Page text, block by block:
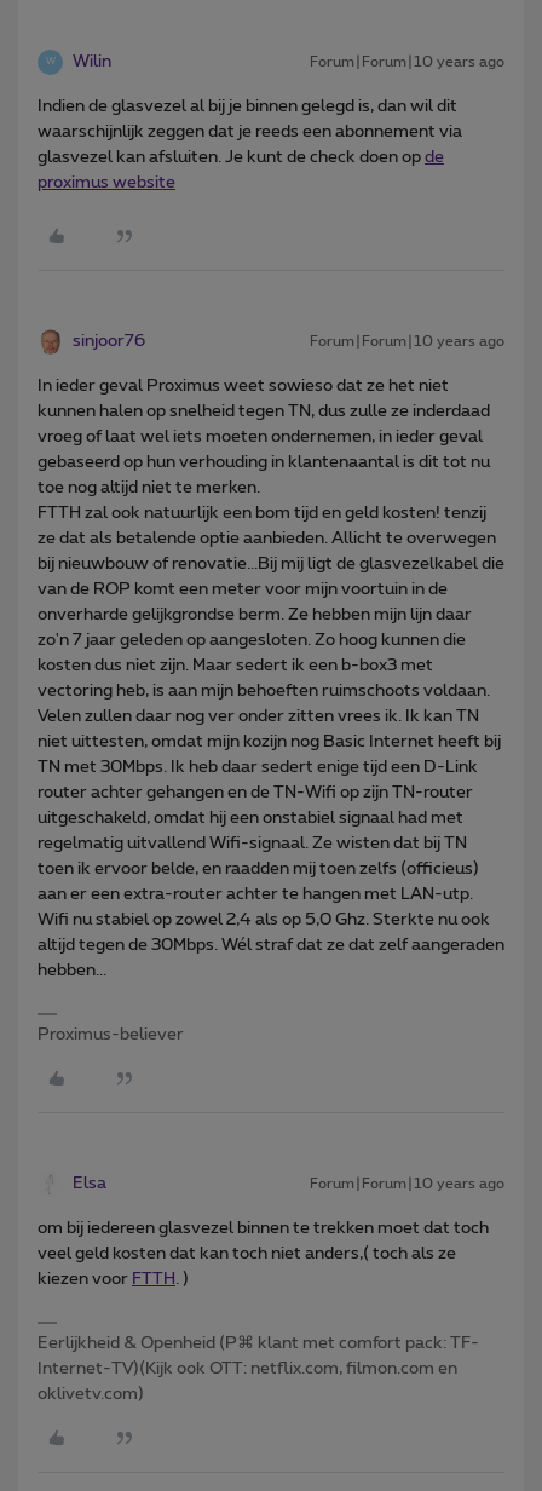
W Wilin Forum|Forum|10 years ago
Indien de glasvezel al bij je binnen gelegd is, dan wil dit
waarschijnlijk zeggen dat je reeds een abonnement via
glasvezel kan afsluiten. Je kunt de check doen op de
proximus website
sinjoor76 Forum|Forum|10 years ago
In ieder geval Proximus weet sowieso dat ze het niet
kunnen halen op snelheid tegen TN, dus zulle ze inderdaad
vroeg of laat wel iets moeten ondernemen, in ieder geval
gebaseerd op hun verhouding in klantenaantal is dit tot nu
toe nog altijd niet te merken.
FTTH zal ook natuurlijk een bom tijd en geld kosten! tenzij
ze dat als betalende optie aanbieden. Allicht te overwegen
bij nieuwbouw of renovatie...Bij mij ligt de glasvezelkabel die
van de ROP komt een meter voor mijn voortuin in de
onverharde gelijkgrondse berm. Ze hebben mijn lijn daar
zo'n 7 jaar geleden op aangesloten. Zo hoog kunnen die
kosten dus niet zijn. Maar sedert ik een b-box3 met
vectoring heb, is aan mijn behoeften ruimschoots voldaan.
Velen zullen daar nog ver onder zitten vrees ik. Ik kan TN
niet uittesten, omdat mijn kozijn nog Basic Internet heeft bij
TN met 30Mbps. Ik heb daar sedert enige tijd een D-Link
router achter gehangen en de TN-Wifi op zijn TN-router
uitgeschakeld, omdat hij een onstabiel signaal had met
regelmatig uitvallend Wifi-signaal. Ze wisten dat bij TN
toen ik ervoor belde, en raadden mij toen zelfs (officieus)
aan er een extra-router achter te hangen met LAN-utp.
Wifi nu stabiel op zowel 2,4 als op 5,0 Ghz. Sterkte nu ook
altijd tegen de 30Mbps. Wél straf dat ze dat zelf aangeraden
hebben...
Proximus-believer
Elsa Forum|Forum|10 years ago
om bij iedereen glasvezel binnen te trekken moet dat toch
veel geld kosten dat kan toch niet anders,( toch als ze
kiezen voor FTTH . )
Eerlijkheid & Openheid (P⌘ klant met comfort pack: TF-
Internet-TV)(Kijk ook OTT: netflix.com, filmon.com en
oklivetv.com)